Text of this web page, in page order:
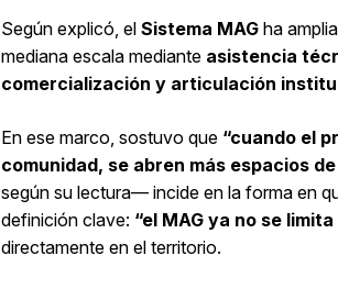
Según explicó, el Sistema MAG ha
mediana escala mediante asistencia
comercialización y articulación
En ese marco, sostuvo que “cuando el
comunidad, se abren más espacios
según su lectura— incide en la forma en
definición clave: “el MAG ya no se
directamente en el territorio.